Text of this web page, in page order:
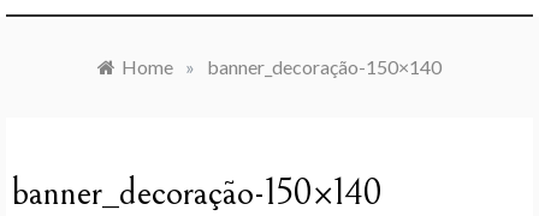
Home » banner_decoração-150×140
banner_decoração-150×140